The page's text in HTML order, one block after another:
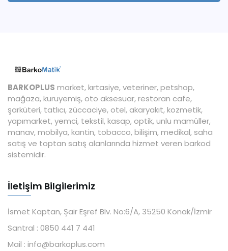
BARKOPLUS market, kırtasiye, veteriner, petshop,
mağaza, kuruyemiş, oto aksesuar, restoran cafe,
şarküteri, tatlıcı, züccaciye, otel, akaryakıt, kozmetik,
yapımarket, yemci, tekstil, kasap, optik, unlu mamüller,
manav, mobilya, kantin, tobacco, bilişim, medikal, saha
satış ve toptan satış alanlarında hizmet veren barkod
sistemidir.
İletişim Bilgilerimiz
İsmet Kaptan, Şair Eşref Blv. No:6/A, 35250 Konak/İzmir
Santral : 0850 441 7 441
Mail : info@barkoplus.com